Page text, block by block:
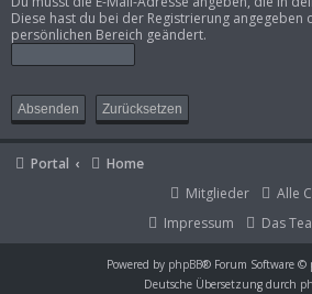
Diese hast du bei der Registrierung angegeben
persönlichen Bereich geändert.
Portal Home
Alle
Mitglieder
Das
Impressum
Powered by phpBB® Forum Software ©
Deutsche Übersetzung durch